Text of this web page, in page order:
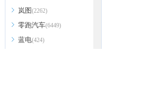
岚图 (2262)
零跑汽车(6449)
蓝电(424)